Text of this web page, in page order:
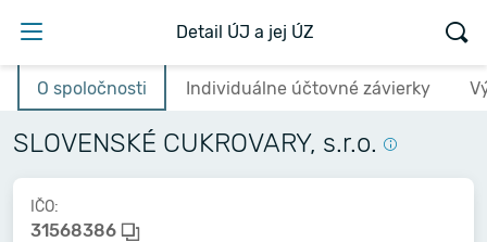
Detail ÚJ a jej ÚZ
O spoločnosti Individuálne účtovné závierky
SLOVENSKÉ CUKROVARY, s.r.o.
IČO:
31568386